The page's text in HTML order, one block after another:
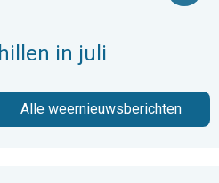
in juli
Alle weernieuwsberichten